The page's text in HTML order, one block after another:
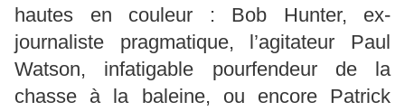
hautes en couleur : Bob Hunter, ex-
journaliste pragmatique, l’agitateur Paul
Watson, infatigable pourfendeur de la
chasse à la baleine, ou encore Patrick